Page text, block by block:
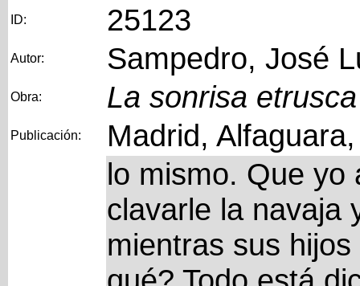
ID: 25123
Autor: Sampedro, José
Obra: La sonrisa etrusca
Publicación: Madrid,
lo mismo. Que yo
clavarle la navaja
mientras sus